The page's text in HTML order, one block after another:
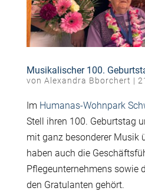
Musikalischer 100.
von Alexandra Bborchert |
Im Humanas-Wohnpark
Stell ihren 100. Geburtstag
mit ganz besonderer Musik
haben auch die
Pflegeunternehmens sowie
den Gratulanten gehört.